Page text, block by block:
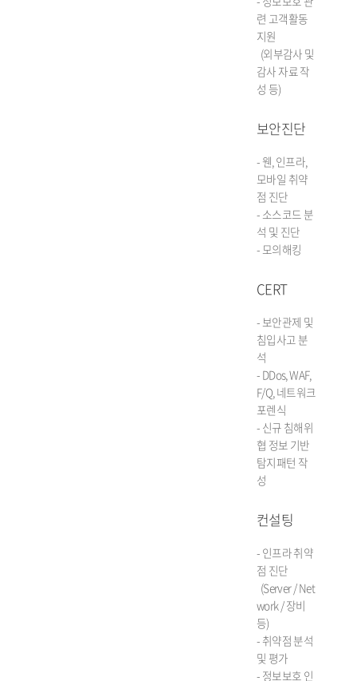
련 고객활동
지원
(외부감사 및
감사 자료 작
성 등)
보안진단
- 웬, 인프라,
모바일 취약
점 진단
- 소스코드 분
석 및 진단
- 모의해킹
CERT
- 보안관제 및
침입사고 분
석
- DDos, WAF,
F/Q, 네트워크
포렌식
- 신규 침해위
협 정보 기반
탐지패턴 작
성
컨설팅
- 인프라 취약
점 진단
(Server / Net
work / 장비
등)
- 취약점 분석
및 평가
- 정보보호 인